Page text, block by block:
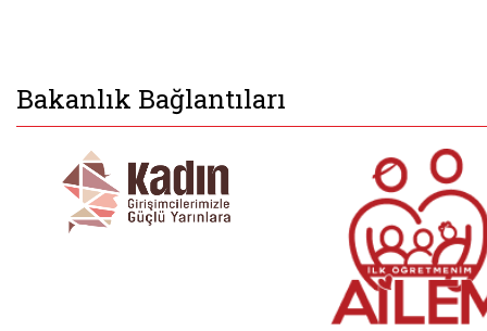
Bakanlık Bağlantıları